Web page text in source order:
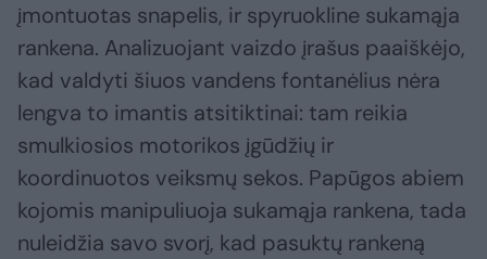
įmontuotas snapelis, ir spyruokline sukamąja
rankena. Analizuojant vaizdo įrašus paaiškėjo,
kad valdyti šiuos vandens fontanėlius nėra
lengva to imantis atsitiktinai: tam reikia
smulkiosios motorikos įgūdžių ir
koordinuotos veiksmų sekos. Papūgos abiem
kojomis manipuliuoja sukamąja rankena, tada
nuleidžia savo svorį, kad pasuktų rankeną